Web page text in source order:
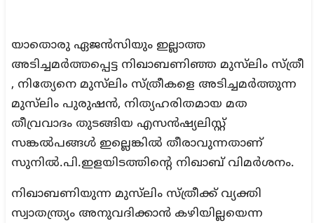
യാതൊരു ഏജൻസിയും ഇല്ലാത്ത
അടിച്ചമർത്തപ്പെട്ട നിഖാബണിഞ്ഞ മുസ്‌ലിം സ്ത്രീ
, നിത്യേനെ മുസ്‌ലിം സ്ത്രീകളെ അടിച്ചമർത്തുന്ന
മുസ്‌ലിം പുരുഷൻ, നിത്യഹരിതമായ മത
തീവ്രവാദം തുടങ്ങിയ എസൻഷ്യലിസ്റ്റ്
സങ്കൽപങ്ങൾ ഇല്ലെങ്കിൽ തീരാവുന്നതാണ്
സുനിൽ.പി.ഇളയിടത്തിന്റെ നിഖാബ് വിമർശനം.
നിഖാബണിയുന്ന മുസ്‌ലിം സ്ത്രീക്ക് വ്യക്തി
സ്വാതന്ത്ര്യം അനുവദിക്കാൻ കഴിയില്ലയെന്ന